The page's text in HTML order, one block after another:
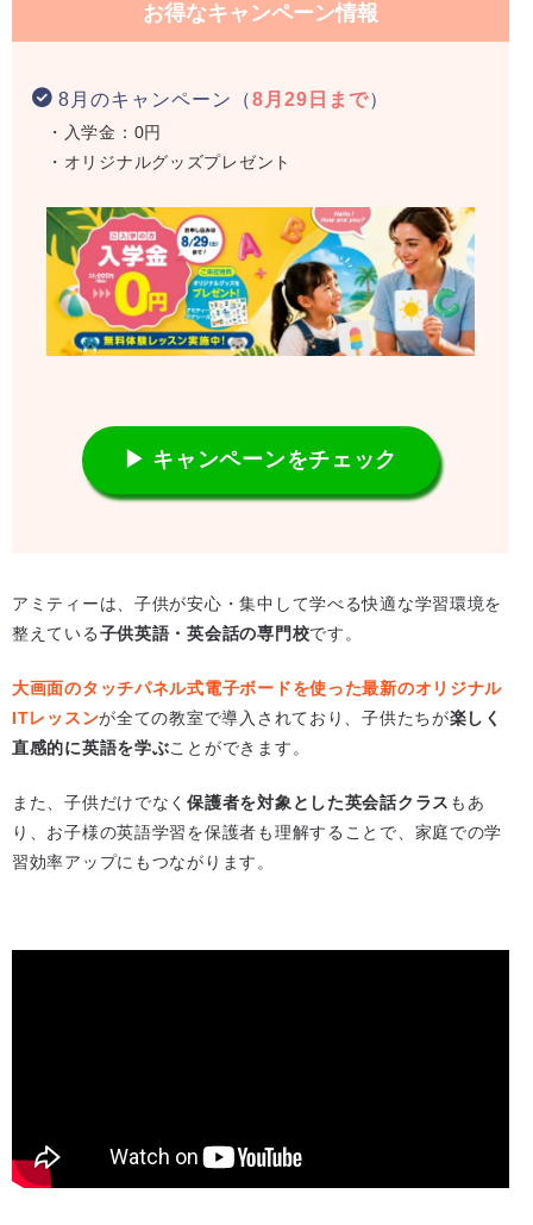
お得なキャンペーン情報
8月のキャンペーン（8月29日まで）
・入学金：0円
・オリジナルグッズプレゼント
▶ キャンペーンをチェック
アミティーは、子供が安心・集中して学べる快適な学習環境を
整えている子供英語・英会話の専門校です。
大画面のタッチパネル式電子ボードを使った最新のオリジナル
ITレッスンが全ての教室で導入されており、子供たちが楽しく
直感的に英語を学ぶことができます。
また、子供だけでなく保護者を対象とした英会話クラス もあ
り、お子様の英語学習を保護者も理解することで、家庭での学
習効率アップにもつながります。